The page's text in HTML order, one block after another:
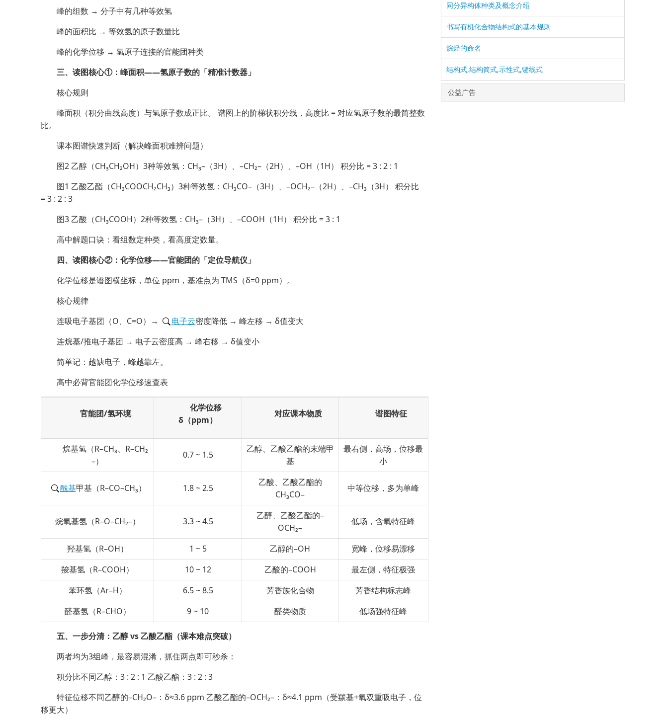
峰的组数 → 分子中有几种等效氢
峰的面积比 → 等效氢的原子数量比
峰的化学位移 → 氢原子连接的官能团种类
三、读图核心①：峰面积——氢原子数的「精准计数器」
核心规则
峰面积（积分曲线高度）与氢原子数成正比。 谱图上的阶梯状积分线，高度比 = 对应氢原子数的最简整数
比。
课本图谱快速判断（解决峰面积难辨问题）
图2 乙醇（CH₃CH₂OH）3种等效氢：CH₃–（3H）、–CH₂–（2H）、–OH（1H） 积分比 = 3 : 2 : 1
图1 乙酸乙酯（CH₃COOCH₂CH₃）3种等效氢：CH₃CO–（3H）、–OCH₂–（2H）、–CH₃（3H） 积分比
= 3 : 2 : 3
图3 乙酸（CH₃COOH）2种等效氢：CH₃–（3H）、–COOH（1H） 积分比 = 3 : 1
高中解题口诀：看组数定种类，看高度定数量。
四、读图核心②：化学位移——官能团的「定位导航仪」
化学位移是谱图横坐标，单位 ppm，基准点为 TMS（δ=0 ppm）。
核心规律
连吸电子基团（O、C=O）→
电子云密度降低 → 峰左移 → δ值变大
连烷基/推电子基团 → 电子云密度高 → 峰右移 → δ值变小
简单记：越缺电子，峰越靠左。
高中必背官能团化学位移速查表
官能团/氢环境
化学位移
δ（ppm）
对应课本物质 谱图特征
烷基氢（R–CH₃、R–CH₂
–）
0.7 ~ 1.5
乙醇、乙酸乙酯的末端甲
基
最右侧，高场，位移最
小
酰基甲基（R–CO–CH₃） 1.8 ~ 2.5
乙酸、乙酸乙酯的
CH₃CO–
中等位移，多为单峰
烷氧基氢（R–O–CH₂–） 3.3 ~ 4.5
乙醇、乙酸乙酯的–
OCH₂–
低场，含氧特征峰
羟基氢（R–OH） 1 ~ 5 乙醇的–OH
宽峰，位移易漂移
羧基氢（R–COOH）
10 ~ 12 乙酸的–COOH
最左侧，特征极强
苯环氢（Ar–H）
6.5 ~ 8.5 芳香族化合物
芳香结构标志峰
醛基氢（R–CHO）
9 ~ 10 醛类物质 低场强特征峰
五、一步分清：乙醇 vs 乙酸乙酯（课本难点突破）
两者均为3组峰，最容易混淆，抓住两点即可秒杀：
积分比不同乙醇：3 : 2 : 1 乙酸乙酯：3 : 2 : 3
特征位移不同乙醇的–CH₂O–：δ≈3.6 ppm 乙酸乙酯的–OCH₂–：δ≈4.1 ppm（受羰基+氧双重吸电子，位
移更大）
同分异构体种类及概念介绍
书写有机化合物结构式的基本规则
烷烃的命名
结构式,结构简式,示性式,键线式
公益广告